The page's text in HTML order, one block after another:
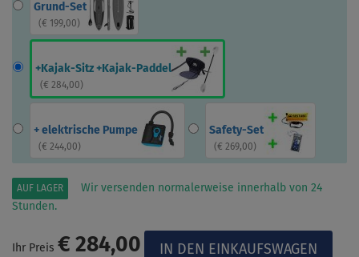
Grund-Set
( € 199,00)
+Kajak-Sitz +Kajak-Paddel
( € 284,00)
+ elektrische Pumpe
( € 244,00)
Safety-Set
( € 269,00)
AUF LAGER
Wir versenden normalerweise innerhalb von 24
Stunden.
Ihr Preis € 284,00